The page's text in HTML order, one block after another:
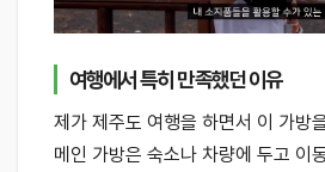
여행에서 특히 만족했던 이유
제가 제주도 여행을 하면서 이 가방
메인 가방은 숙소나 차량에 두고 이